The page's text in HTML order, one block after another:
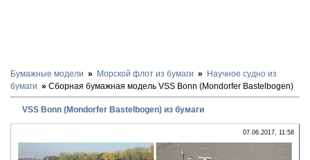
Бумажные модели Морской флот из бумаги
Научное судно из
бумаги
Сборная бумажная модель VSS Bonn (Mondorfer Bastelbogen)
VSS Bonn (Mondorfer Bastelbogen) из бумаги
07.06.2017, 11:58